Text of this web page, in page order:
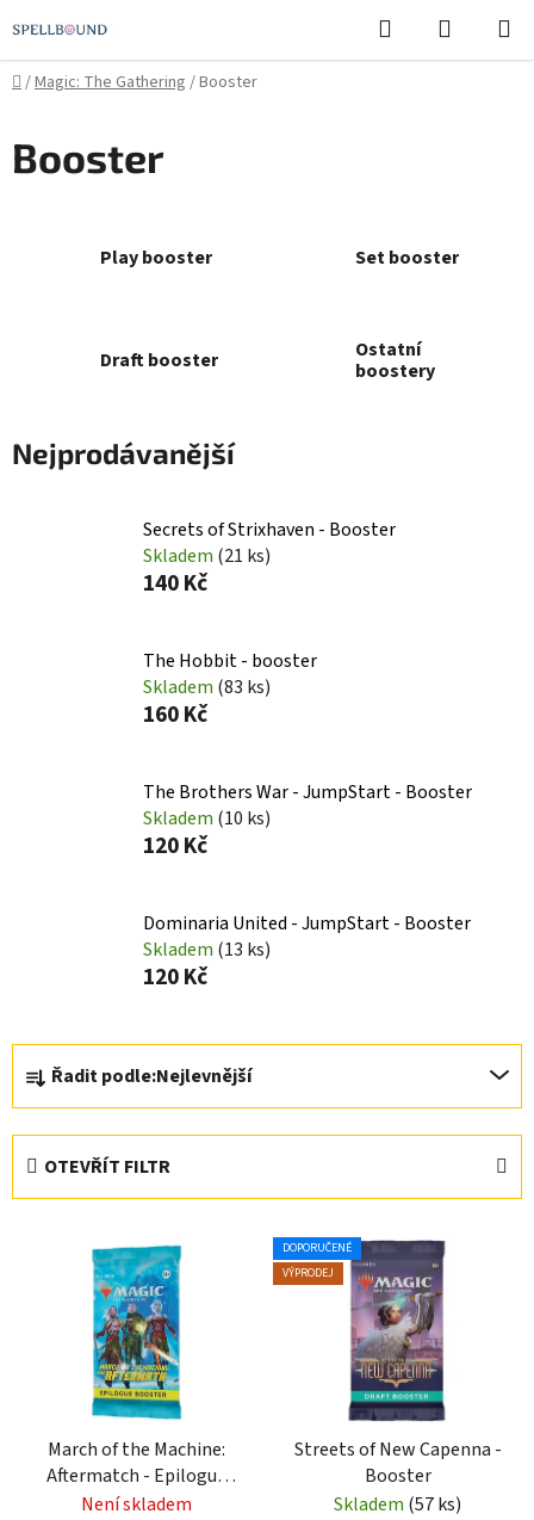
na
obsah
Hledat
KOŠÍK
Domů
/Magic: The Gathering /Booster
Booster
Play booster Set booster
Draft booster
Ostatní
boostery
Nejprodávanější
Secrets of Strixhaven - Booster
Skladem (21 ks)
140 Kč
The Hobbit - booster
Skladem (83 ks)
160 Kč
The Brothers War - JumpStart - Booster
Skladem (10 ks)
120 Kč
Dominaria United - JumpStart - Booster
Skladem (13 ks)
120 Kč
Ř
a
z
Řadit podle:Nejlevnější
OTEVŘÍT FILTR
March of the Machine:
Aftermatch - Epilogue
Booster
Není skladem
DOPORUČENÉ
VÝPRODEJ
Streets of New Capenna -
Booster
Skladem (57 ks)